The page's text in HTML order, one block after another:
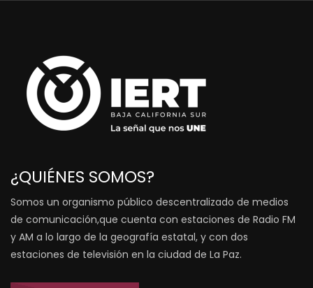
¿QUIÉNES SOMOS?
Somos un organismo público descentralizado de medios
de comunicación,que cuenta con estaciones de Radio FM
y AM a lo largo de la geografía estatal, y con dos
estaciones de televisión en la ciudad de La Paz.